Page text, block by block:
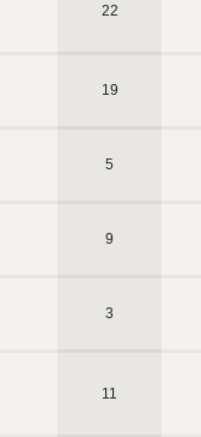
22
19
5
9
3
11